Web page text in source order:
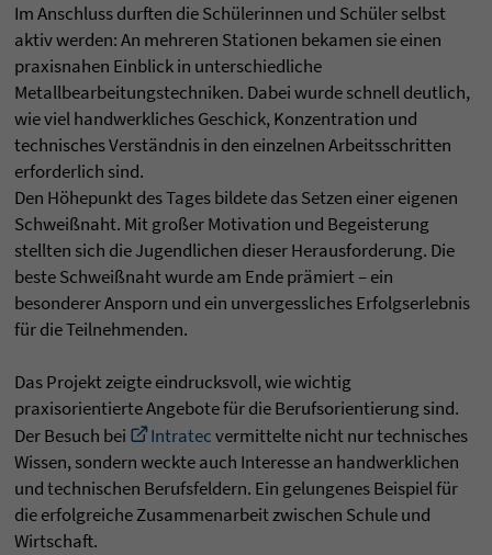
Im Anschluss durften die Schülerinnen und Schüler selbst
aktiv werden: An mehreren Stationen bekamen sie einen
praxisnahen Einblick in unterschiedliche
Metallbearbeitungstechniken. Dabei wurde schnell deutlich,
wie viel handwerkliches Geschick, Konzentration und
technisches Verständnis in den einzelnen Arbeitsschritten
erforderlich sind.
Den Höhepunkt des Tages bildete das Setzen einer eigenen
Schweißnaht. Mit großer Motivation und Begeisterung
stellten sich die Jugendlichen dieser Herausforderung. Die
beste Schweißnaht wurde am Ende prämiert – ein
besonderer Ansporn und ein unvergessliches Erfolgserlebnis
für die Teilnehmenden.
Das Projekt zeigte eindrucksvoll, wie wichtig
praxisorientierte Angebote für die Berufsorientierung sind.
Der Besuch bei
Intratecvermittelte nicht nur technisches
Wissen, sondern weckte auch Interesse an handwerklichen
und technischen Berufsfeldern. Ein gelungenes Beispiel für
die erfolgreiche Zusammenarbeit zwischen Schule und
Wirtschaft.